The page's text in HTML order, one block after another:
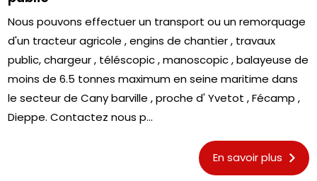
Nous pouvons effectuer un transport ou un remorquage
d'un tracteur agricole , engins de chantier , travaux
public, chargeur , téléscopic , manoscopic , balayeuse de
moins de 6.5 tonnes maximum en seine maritime dans
le secteur de Cany barville , proche d' Yvetot , Fécamp ,
Dieppe. Contactez nous p...
En savoir plus